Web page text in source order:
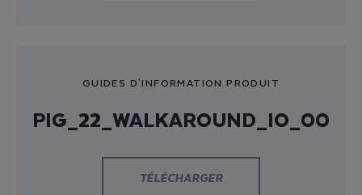
GUIDES D'INFORMATION PRODUIT
PIG_22_WALKAROUND_IO_00
TÉLÉCHARGER